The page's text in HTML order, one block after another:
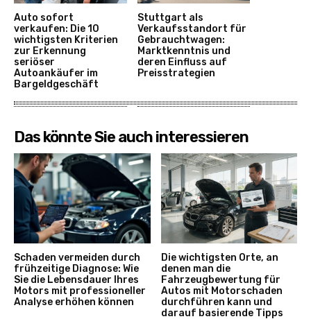
Auto sofort
verkaufen: Die 10
wichtigsten Kriterien
zur Erkennung
seriöser
Autoankäufer im
Bargeldgeschäft
Stuttgart als
Verkaufsstandort für
Gebrauchtwagen:
Marktkenntnis und
deren Einfluss auf
Preisstrategien
Das könnte Sie auch interessieren
Schaden vermeiden durch
frühzeitige Diagnose: Wie
Sie die Lebensdauer Ihres
Motors mit professioneller
Analyse erhöhen können
Die wichtigsten Orte, an
denen man die
Fahrzeugbewertung für
Autos mit Motorschaden
durchführen kann und
darauf basierende Tipps